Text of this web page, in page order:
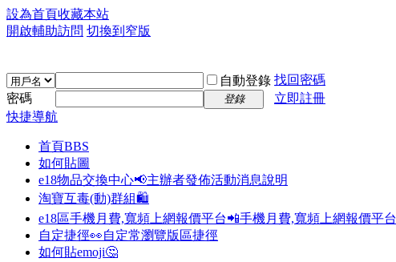
設為首頁收藏本站
開啟輔助訪問 切換到窄版
自動登錄 找回密碼
密碼
登錄
立即註冊
快捷導航
首頁BBS
如何貼圖
e18物品交換中心📢主辦者發佈活動消息說明
淘寶互毒(動)群組🛍️
e18區手機月費,寬頻上網報價平台📲手機月費,寬頻上網報價平台
自定捷徑👀自定常瀏覽版區捷徑
如何貼emoji🤔